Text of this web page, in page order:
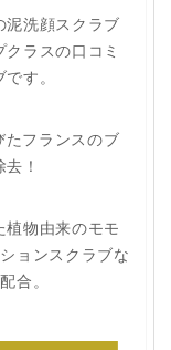
泥洗顔スクラブ
ラスの口コミ
す。
フランスのブ
！
植物由来のモモ
ョンスクラブな
合。